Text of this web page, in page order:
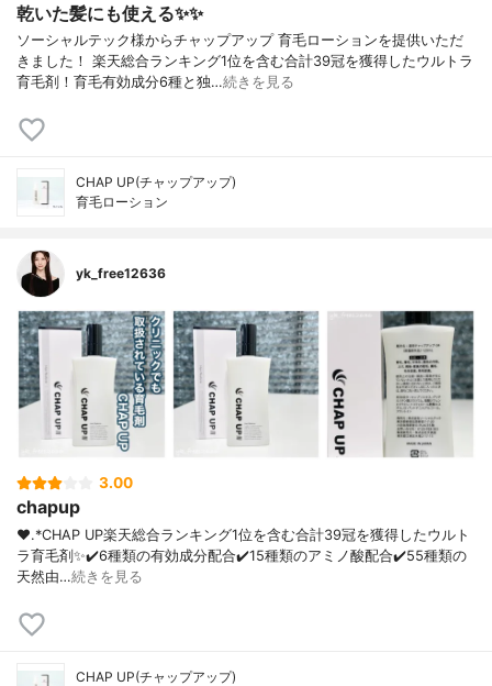
乾いた髪にも使える✨✨
ソーシャルテック様からチャップアップ 育毛ローションを提供いただ
きました！ 楽天総合ランキング1位を含む合計39冠を獲得したウルトラ
育毛剤！育毛有効成分6種と独…続きを見る
CHAP UP(チャップアップ)
育毛ローション
yk_free12636
3.00
chapup
❤︎.*CHAP UP⁡楽天総合ランキング1位を含む合計39冠を獲得したウルト
ラ育毛剤✨⁡✔️6種類の有効成分配合✔️15種類のアミノ酸配合✔️55種類の
天然由…続きを見る
CHAP UP(チャップアップ)